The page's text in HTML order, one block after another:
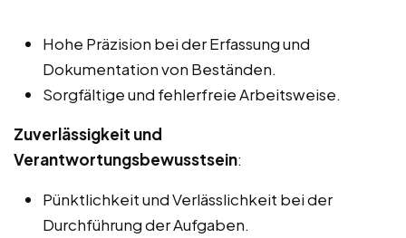
Hohe Präzision bei der Erfassung und
Dokumentation von Beständen.
Sorgfältige und fehlerfreie Arbeitsweise.
Zuverlässigkeit und
Verantwortungsbewusstsein:
Pünktlichkeit und Verlässlichkeit bei der
Durchführung der Aufgaben.